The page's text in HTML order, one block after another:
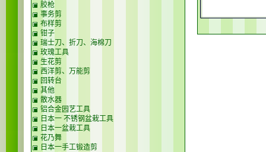
胶枪
事务剪
布样剪
钳子
瑞士刀、折刀、海棉刀
玫瑰工具
生花剪
西洋剪、万能剪
回转台
其他
散水器
铝合金园艺工具
日本一 不锈钢盆栽工具
日本一盆栽工具
花乃舞
日本一手工锻造剪